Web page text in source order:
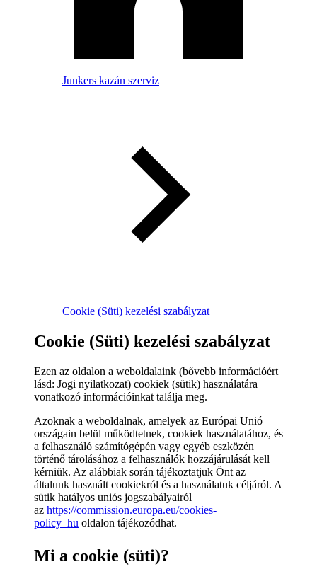
Junkers kazán szerviz
Cookie (Süti) kezelési szabályzat
Cookie (Süti) kezelési szabályzat
Ezen az oldalon a weboldalaink (bővebb információért
lásd: Jogi nyilatkozat) cookiek (sütik) használatára
vonatkozó információinkat találja meg.
Azoknak a weboldalnak, amelyek az Európai Unió
országain belül működtetnek, cookiek használatához, és
a felhasználó számítógépén vagy egyéb eszközén
történő tárolásához a felhasználók hozzájárulását kell
kérniük. Az alábbiak során tájékoztatjuk Önt az
általunk használt cookiekról és a használatuk céljáról. A
sütik hatályos uniós jogszabályairól
az https://commission.europa.eu/cookies-
policy_hu oldalon tájékozódhat.
Mi a cookie (süti)?